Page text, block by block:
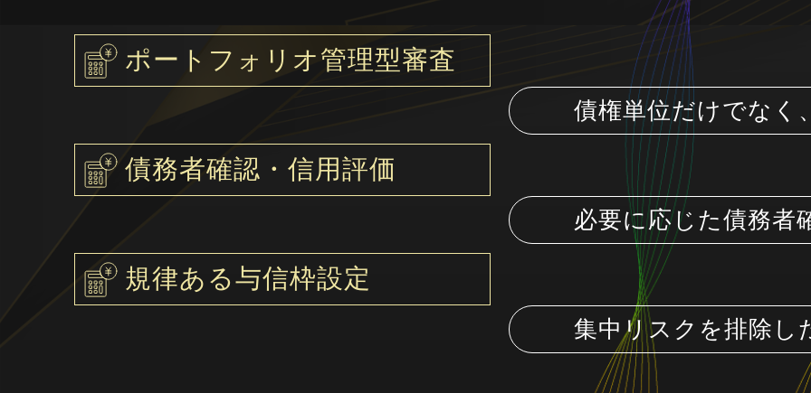
ポートフォリオ管理型審査
債権単位だけでなく
債務者確認・信用評価
必要に応じた債務者
規律ある与信枠設定
集中リスクを排除し